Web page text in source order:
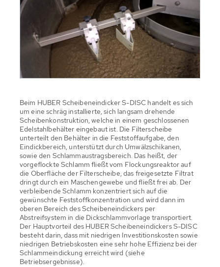
Beim HUBER Scheibeneindicker S-DISC handelt es sich
um eine schräg installierte, sich langsam drehende
Scheibenkonstruktion, welche in einem geschlossenen
Edelstahlbehälter eingebaut ist. Die Filterscheibe
unterteilt den Behälter in die Feststoffaufgabe, den
Eindickbereich, unterstützt durch Umwälzschikanen,
sowie den Schlammaustragsbereich. Das heißt, der
vorgeflockte Schlamm fließt vom Flockungsreaktor auf
die Oberfläche der Filterscheibe, das freigesetzte Filtrat
dringt durch ein Maschengewebe und fließt frei ab. Der
verbleibende Schlamm konzentriert sich auf die
gewünschte Feststoffkonzentration und wird dann im
oberen Bereich des Scheibeneindickers per
Abstreifsystem in die Dickschlammvorlage transportiert.
Der Hauptvorteil des HUBER Scheibeneindickers S-DISC
besteht darin, dass mit niedrigen Investitionskosten sowie
niedrigen Betriebskosten eine sehr hohe Effizienz bei der
Schlammeindickung erreicht wird (siehe
Betriebsergebnisse).